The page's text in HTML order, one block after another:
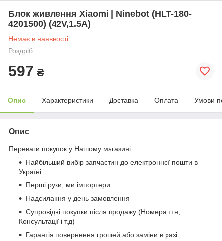
Блок живлення Xiaomi | Ninebot (HLT-180-
4201500) (42V,1.5A)
Немає в наявності
Роздріб
597 ₴
Опис Характеристики Доставка Оплата Умови
Опис
Переваги покупок у Нашому магазині
Найбільший вибір запчастин до електронної пошти в
Україні
Перші руки, ми імпортери
Надсилання у день замовлення
Супровідні покупки після продажу (Номера ттн,
Консультації і т.д)
Гарантія повернення грошей або заміни в разі